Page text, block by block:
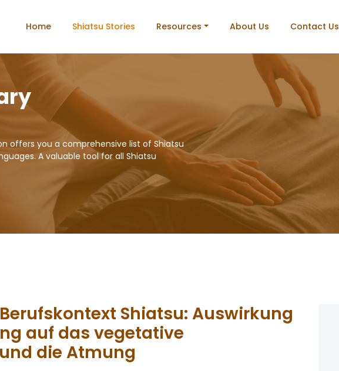
Home Shiatsu Stories Resources About Us Contact Us
offers you a comprehensive list of Shiatsu
A valuable tool for all Shiatsu
Shiatsu: Auswirkung
auf das vegetative
die Atmung